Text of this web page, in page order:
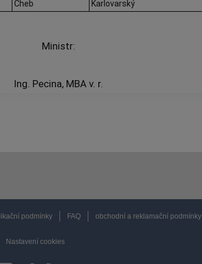
Cheb Karlovarský
Ministr:
Ing. Pecina, MBA v. r.
podmínky FAQ obchodní a reklamační podmínky
Nastavení cookies